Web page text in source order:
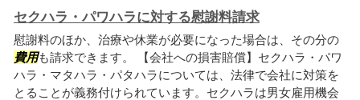
セクハラ・パワハラに対する慰謝料請求
慰謝料のほか、治療や休業が必要になった場合は、その分の
費用も請求できます。 【会社への損害賠償】セクハラ・パワ
ハラ・マタハラ・パタハラについては、法律で会社に対策を
とることが義務付けられています。セクハラは男女雇用機会